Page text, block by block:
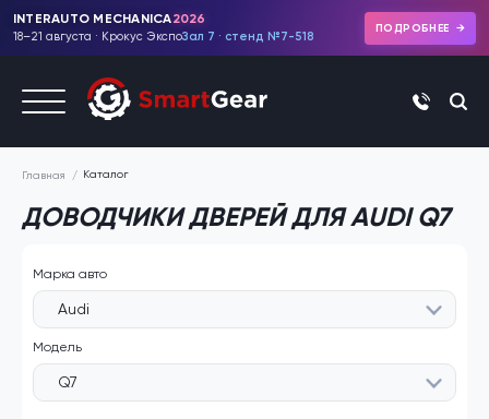
INTERAUTO MECHANICA2026
18–21 августа · Крокус ЭкспоЗал 7 · стенд №7-518
ПОДРОБНЕЕ
+7 (495)
Главная Каталог
ДОВОДЧИКИ ДВЕРЕЙ ДЛЯ AUDI Q7
Марка авто
Audi
Модель
Q7